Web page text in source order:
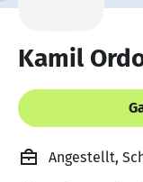
Kamil
Angestellt,